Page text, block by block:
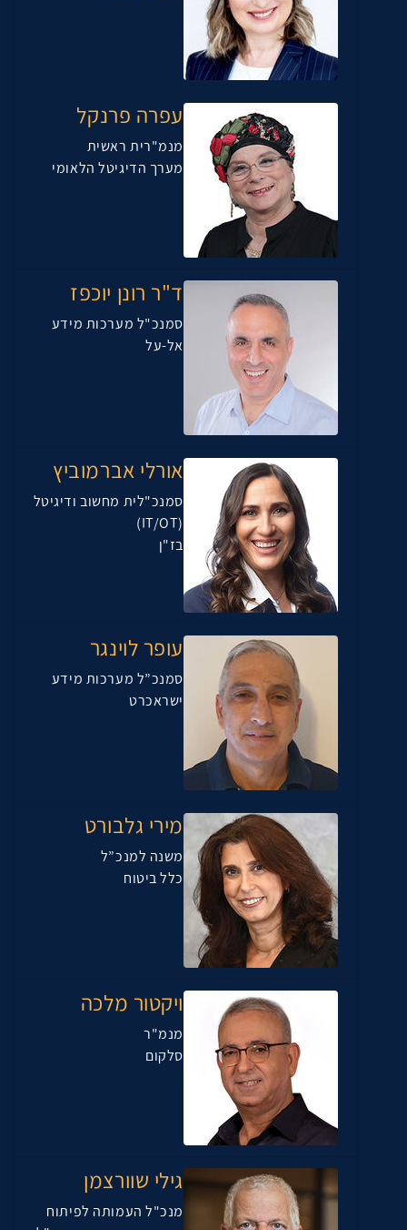
עפרה פרנקל
מנמ"רית ראשית
מערך הדיגיטל הלאומי
ד"ר רונן יוכפז
סמנכ"ל מערכות מידע
אל-על
אורלי אברמוביץ
סמנכ"לית מחשוב ודיגיטל
(IT/OT)
בז"ן
עופר לוינגר
סמנכ”ל מערכות מידע
ישראכרט
מירי גלבורט
משנה למנכ”ל
כלל ביטוח
ויקטור מלכה
מנמ"ר
סלקום
גילי שוורצמן
מנכ"ל העמותה לפיתוח